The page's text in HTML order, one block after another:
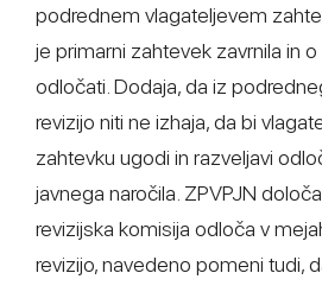
podrednem vlagateljevem
je primarni zahtevek zavrnila in
odločati. Dodaja, da iz
revizijo niti ne izhaja, da bi
zahtevku ugodi in razveljavi
javnega naročila. ZPVPJN
revizijska komisija odloča v
revizijo, navedeno pomeni tudi,